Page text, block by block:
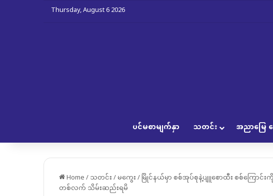
Thursday, August 6 2026
ပင်မစာမျက်နှာ သတင်း အညာမြေ
Home/သတင်း/မကွေး/မြိုင်နယ်မှာ စစ်အုပ်စုနဲ့ပျူစောထီး စစ်ကြေ
တစ်လက် သိမ်းဆည်းရမိ